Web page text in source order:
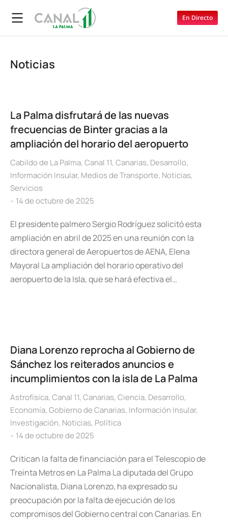
En Directo
Noticias
La Palma disfrutará de las nuevas
frecuencias de Binter gracias a la
ampliación del horario del aeropuerto
Cabildo de La Palma, Canal 11, Canarias, Desarrollo,
Información Insular, Medios de Transporte, Noticias,
Servicios
14 de octubre de 2025
El presidente palmero Sergio Rodríguez solicitó esta
ampliación en abril de 2025 en una reunión con la
directora general de Aeropuertos de AENA, Elena
Mayoral La ampliación del horario operativo del
aeropuerto de la Isla, que se hará efectiva el…
Diana Lorenzo reprocha al Gobierno de
Sánchez los reiterados anuncios e
incumplimientos con la isla de La Palma
Astrofísica, Canal 11, Canarias, Ciencia, Desarrollo,
Economía, Gobierno de Canarias, Información Insular,
Investigación, Noticias, Política
14 de octubre de 2025
Critican la falta de financiación para el Telescopio de
Treinta Metros en La Palma La diputada del Grupo
Nacionalista, Diana Lorenzo, ha expresado su
preocupación por la falta de ejecución de los
compromisos del Gobierno central con Canarias. En